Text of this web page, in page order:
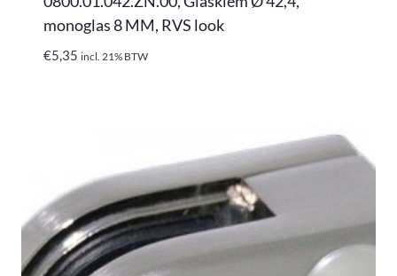
monoglas 8 MM, RVS look
€5,35 incl. 21% BTW